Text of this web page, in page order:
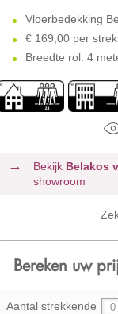
Vloerbedekking
€ 169,00 per
Breedte rol: 4
Bekijk Belakos
showroom
Bereken uw
Aantal strekkende